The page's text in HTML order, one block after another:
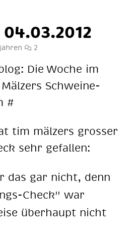
2
Die Wo­che im
Mäl­zers Schwei­ne­
#
tim mäl­zers gros­ser
sehr ge­fal­len:
das gar nicht, denn
Check" war
über­haupt nicht